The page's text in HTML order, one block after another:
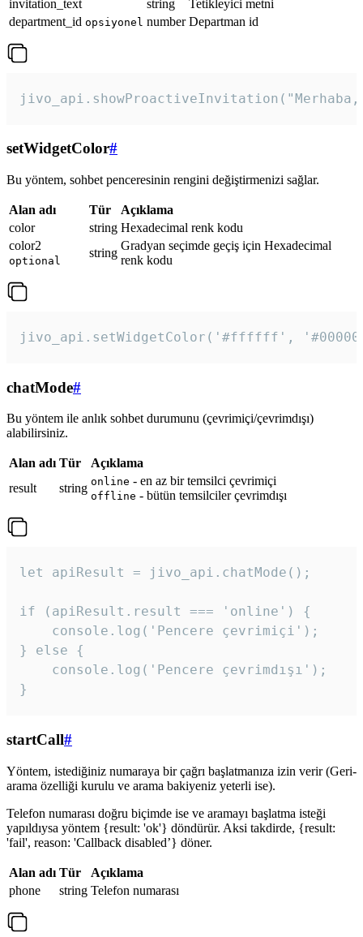
invitation_text string
Tetikleyici metni
department_id opsiyonel number Departman id
setWidgetColor#
Bu yöntem, sohbet penceresinin rengini değiştirmenizi sağlar.
Alan adı Tür
Açıklama
color
string Hexadecimal renk kodu
color2
optional
string
Gradyan seçimde geçiş için Hexadecimal
renk kodu
jivo_api.setWidgetColor('#ffffff',
chatMode#
Bu yöntem ile anlık sohbet durumunu (çevrimiçi/çevrimdışı)
alabilirsiniz.
Alan adı Tür
Açıklama
result
string online - en az bir temsilci çevrimiçi
offline - bütün temsilciler çevrimdışı
let apiResult = jivo_api.chatMode();
if (apiResult.result === 'online') {
    console.log('Pencere çevrimiçi');
} else {
    console.log('Pencere çevrimdışı');
}
startCall#
Yöntem, istediğiniz numaraya bir çağrı başlatmanıza izin verir (Geri-
arama özelliği kurulu ve arama bakiyeniz yeterli ise).
Telefon numarası doğru biçimde ise ve aramayı başlatma isteği
yapıldıysa yöntem {result: 'ok'} döndürür. Aksi takdirde, {result:
'fail', reason: 'Callback disabled’} döner.
Alan adı Tür
Açıklama
phone
string Telefon numarası